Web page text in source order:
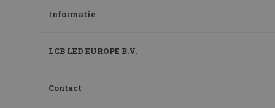
Informatie
LCB LED EUROPE B.V.
Contact